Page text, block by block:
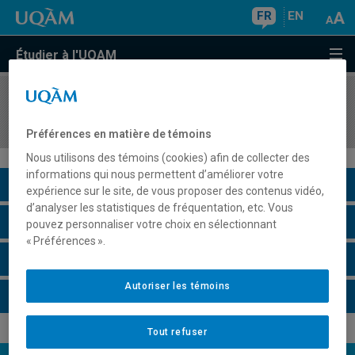
FR EN
Étudier à l'UQAM
COURS//
Description du cours
Horaire - Été 2026
Préférences en matière de témoins
Nous utilisons des témoins (cookies) afin de collecter des
informations qui nous permettent d’améliorer votre
expérience sur le site, de vous proposer des contenus vidéo,
d’analyser les statistiques de fréquentation, etc. Vous
pouvez personnaliser votre choix en sélectionnant
« Préférences ».
Tout refuser
Autoriser les témoins